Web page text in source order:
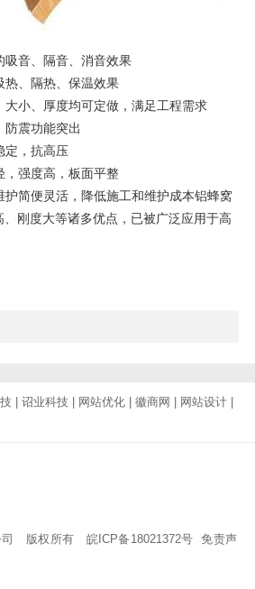
音、隔音、消音效果
、隔热、保温效果
小、厚度均可定做，满足工程需求
震功能突出
，抗高压
强度高，板面平整
简便灵活，降低施工和维护成本铝蜂窝
刚度大等诸多优点，已被广泛应用于高
| 诏业科技 | 网站优化 | 徽商网 | 网站设计 |
司 版权所有 皖ICP备18021372号
免责声